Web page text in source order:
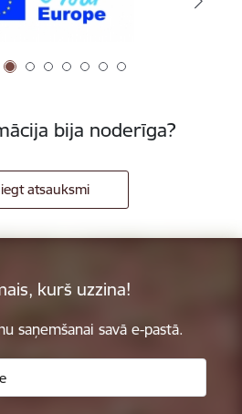
bija noderīga?
atsauksmi
kurš uzzina!
saņemšanai savā e-pastā.